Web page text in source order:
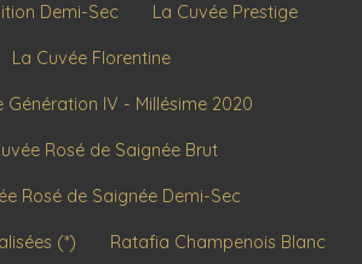
Demi-Sec La Cuvée Prestige
La Cuvée Florentine
Génération IV - Millésime 2020
Rosé de Saignée Brut
Rosé de Saignée Demi-Sec
(*) Ratafia Champenois Blanc